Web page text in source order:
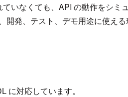
いなくても、API の動作をシミ
開発、テスト、デモ用途に使え
に対応しています。